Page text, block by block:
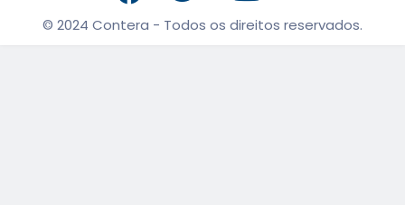
© 2024 Contera - Todos os direitos reservados.